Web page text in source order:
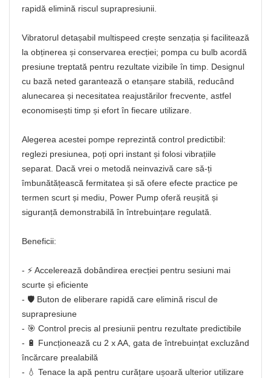
rapidă elimină riscul suprapresiunii.
Vibratorul detașabil multispeed crește senzația și facilitează
la obținerea și conservarea erecției; pompa cu bulb acordă
presiune treptată pentru rezultate vizibile în timp. Designul
cu bază neted garantează o etanșare stabilă, reducând
alunecarea și necesitatea reajustărilor frecvente, astfel
economisești timp și efort în fiecare utilizare.
Alegerea acestei pompe reprezintă control predictibil:
reglezi presiunea, poți opri instant și folosi vibrațiile
separat. Dacă vrei o metodă neinvazivă care să-ți
îmbunătățească fermitatea și să ofere efecte practice pe
termen scurt și mediu, Power Pump oferă reușită și
siguranță demonstrabilă în întrebuințare regulată.
Beneficii:
- ⚡ Accelerează dobândirea erecției pentru sesiuni mai
scurte și eficiente
- 🛡️ Buton de eliberare rapidă care elimină riscul de
suprapresiune
- 🎯 Control precis al presiunii pentru rezultate predictibile
- 🔋 Funcționează cu 2 x AA, gata de întrebuințat excluzând
încărcare prealabilă
- 💧 Tenace la apă pentru curățare ușoară ulterior utilizare